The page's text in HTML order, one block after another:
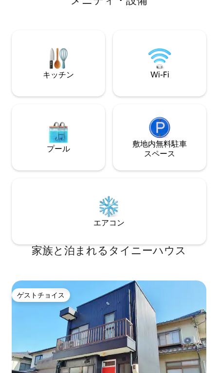
自然を感じられます。 冬期のみサンルー
しております。 約40平米、ダブルベッド
２台、最大４名、敷地内に３台駐車可
能。 ベッドは、無印良品のホテル仕様の
ベッドです。 長期でお過ごしいただける
ン用品・洗濯機完備しています。 ワーケ
あり、スクリーンとしてもご利用いただ
テーブルをご用意いたします。洗面所に
は、ダイソンのファンヒーターも導入済
ったりとした時間をご家族、友人、恋人
の伝統的な漁村で
なく、旅人です。
いの朝の散歩を見
ヴィラは、ひと味
技で数々の賞を受
ビングルームを満
ら、 日暮れに待
館体験まで、 こ
戻す場所です。
ありませんが、
す。
キッチン Wi-Fi
プール
敷地内無料駐⁠車
ス⁠ペ⁠ー⁠ス
エアコン
家族と泊まれるタイニーハウス
ゲストチョイス
ゲストチョイス